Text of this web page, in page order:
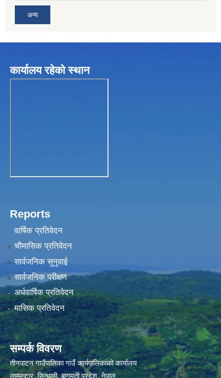
अन्य
कार्यालय रहेकाे स्थान
Reports
वार्षिक प्रतिवेदन
चौमासिक प्रतिवेदन
सार्वजनिक सुनुवाई
सार्वजनिक परीक्षण
अर्धवार्षिक प्रतिवेदन
मासिक प्रतिवेदन
सम्पर्क विवरण
तीनपाटन गाउँपालिका गाउँ कार्यपालिकाको कार्यालय
लाम्पन्टार ,सिन्धुली, बागमती प्रदेश, नेपाल